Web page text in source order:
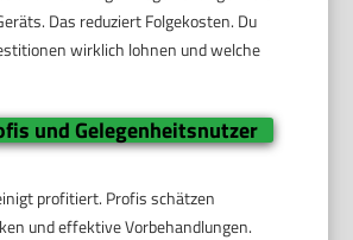
Das reduziert Folgekosten. Du
wirklich lohnen und welche
und Gelegenheitsnutzer
profitiert. Profis schätzen
und effektive Vorbehandlungen.